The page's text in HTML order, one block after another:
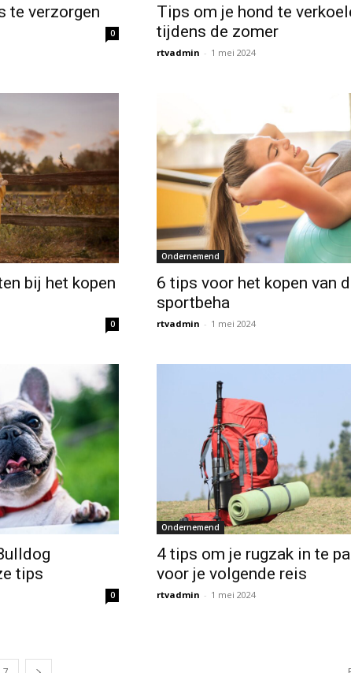
te verzorgen
0
Tips om je hond te
tijdens de zomer
rtvadmin - 1 mei 2024
bij het kopen
0
Ondernemend
6 tips voor het kopen van
sportbeha
rtvadmin - 1 mei 2024
tips
0
Ondernemend
4 tips om je rugzak in te
voor je volgende reis
rtvadmin - 1 mei 2024